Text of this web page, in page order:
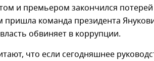
и премьером закончился потерей
пришла команда президента
обвиняет в коррупции.
что если сегодняшнее